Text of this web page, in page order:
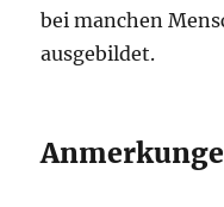
bei manchen
ausgebildet.